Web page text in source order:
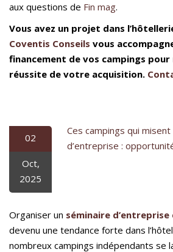
aux questions de Fin mag.
Vous avez un projet dans
Coventis Conseils vous
financement de vos campings pour
réussite de votre acquisition.
02
Oct,
2025
Ces campings qui
d’entreprise :
Organiser un séminaire d’entreprise
devenu une tendance forte dans
nombreux campings indépendants se